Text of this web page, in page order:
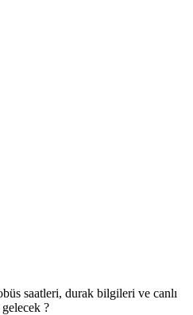
saatleri, durak bilgileri ve canlı
?